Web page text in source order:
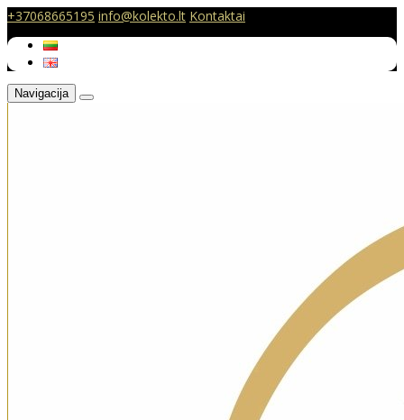
+37068665195 info@kolekto.lt Kontaktai
Navigacija